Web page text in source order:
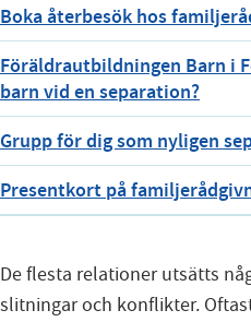
Boka återbesök hos
Föräldrautbildningen Barn i
barn vid en separation?
Grupp för dig som nyligen
Presentkort på
De flesta relationer utsätts
slitningar och konflikter.